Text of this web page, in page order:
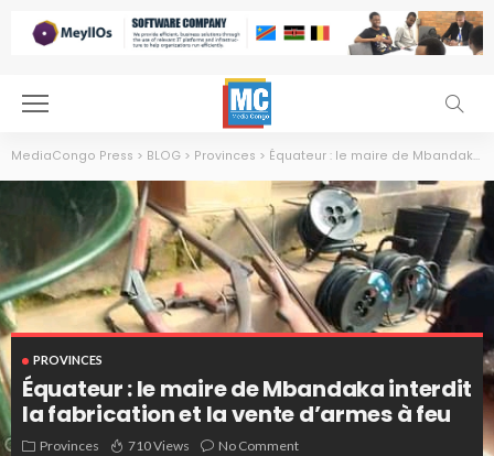
MediaCongo Press > BLOG > Provinces > Équateur : le maire de Mbandaka interdit la fabrication et la vente d’armes à feu
PROVINCES
Équateur : le maire de Mbandaka interdit
la fabrication et la vente d’armes à feu
Provinces 710 Views No Comment